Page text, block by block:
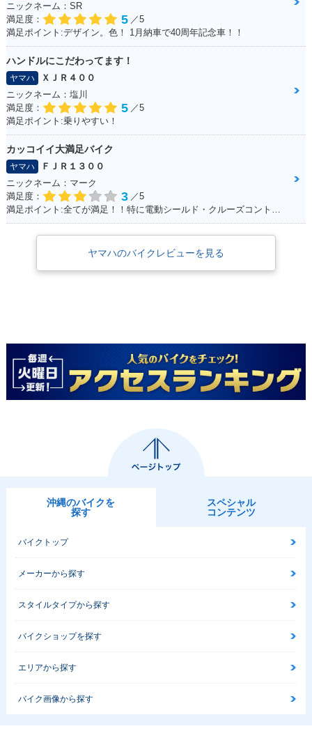
ニックネーム：SR
満足度：
5 ／5
満足ポイント:デザイン。色！ 1月納車で40周年記念車！！
ハンドルにこだわってます！
ヤマハ
ＸＪＲ４００
ニックネーム：塩川
満足度：
5 ／5
満足ポイント:乗りやすい！
カッコイイ大満足バイク
ヤマハ
ＦＪＲ１３００
ニックネーム：マーク
満足度：
3 ／5
満足ポイント:全てが満足！！特に電動シールド・クルーズコントロール！
ヤマハのバイクレビューを見る
沖縄のバイクを
探す
スペシャル
コンテンツ
バイクトップ
メーカーから探す
スタイルタイプから探す
バイクショップを探す
エリアから探す
バイク画像から探す